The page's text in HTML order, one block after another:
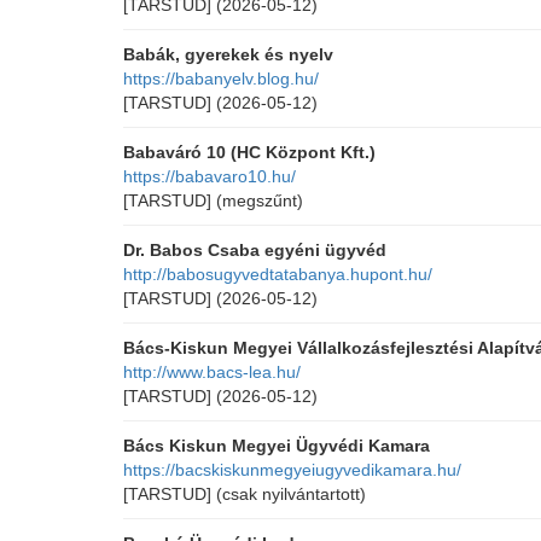
[TARSTUD] (2026-05-12)
Babák, gyerekek és nyelv
https://babanyelv.blog.hu/
[TARSTUD] (2026-05-12)
Babaváró 10 (HC Központ Kft.)
https://babavaro10.hu/
[TARSTUD] (megszűnt)
Dr. Babos Csaba egyéni ügyvéd
http://babosugyvedtatabanya.hupont.hu/
[TARSTUD] (2026-05-12)
Bács-Kiskun Megyei Vállalkozásfejlesztési
http://www.bacs-lea.hu/
[TARSTUD] (2026-05-12)
Bács Kiskun Megyei Ügyvédi Kamara
https://bacskiskunmegyeiugyvedikamara.hu/
[TARSTUD] (csak nyilvántartott)